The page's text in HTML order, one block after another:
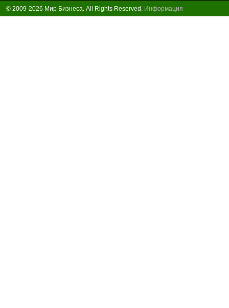
© 2009-2026 Мир Бизнеса. All Rights Reserved. Информация